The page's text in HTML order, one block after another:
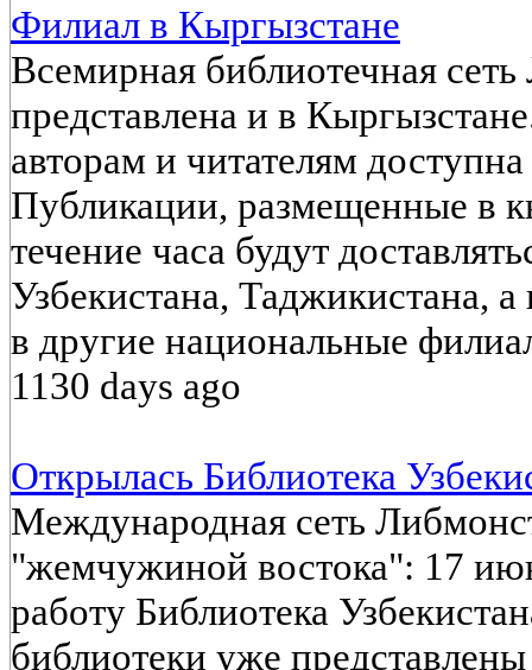
Филиал в Кыргызстане
Всемирная библиотечная
представлена и в
авторам и читателям
Публикации, размещенные в
течение часа будут
Узбекистана, Таджикистана,
в другие национальные
1130 days ago
Открылась Библиотека
Международная сеть
"жемчужиной востока": 17
работу Библиотека
библиотеки уже